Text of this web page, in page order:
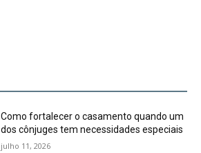
Como fortalecer o casamento quando um
dos cônjuges tem necessidades especiais
julho 11, 2026